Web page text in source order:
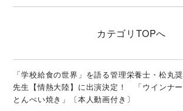
カテゴリ TOPへ
「学校給食の世界」を語る管理栄養士・松丸奨
先生【情熱大陸】に出演決定！ 「ウインナー
とんぺい焼き」〔本人動画付き〕